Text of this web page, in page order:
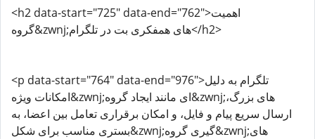
<h2 data-start="725" data-end="762">اهمیت
گروه&zwnj;های همفکری بت در تلگرام</h2>
<p data-start="764" data-end="976">تلگرام به دلیل
امکانات ویژه&zwnj;ای مانند ایجاد گروه&zwnj;های بزرگ،
ارسال سریع پیام و فایل، و امکان برقراری تعامل بین اعضا، به
بستری مناسب برای شکل&zwnj;گیری گروه&zwnj;های